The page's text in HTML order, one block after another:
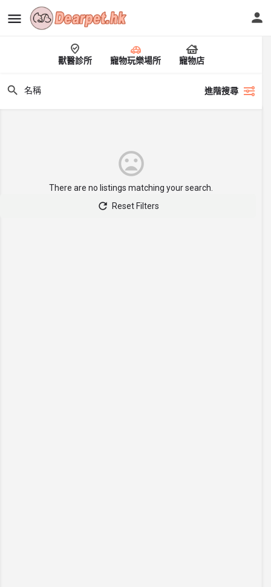
獸醫診所 寵物玩樂場所 寵物店
進階搜尋
There are no listings matching your search.
Reset Filters